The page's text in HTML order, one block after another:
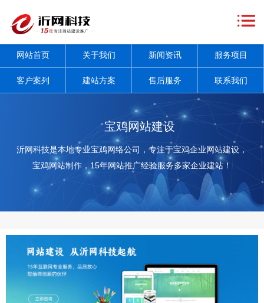
首
页
于
我
新
闻
服
网站首页 关于我们 新闻资讯 服务项目
客户案列 建站方案 售后服务 联系我们
宝鸡网站建设
沂网科技是本地专业宝鸡网络公司，专注于宝鸡企业网站建设，
宝鸡网站制作，15年网站推广经验服务多家企业建站！